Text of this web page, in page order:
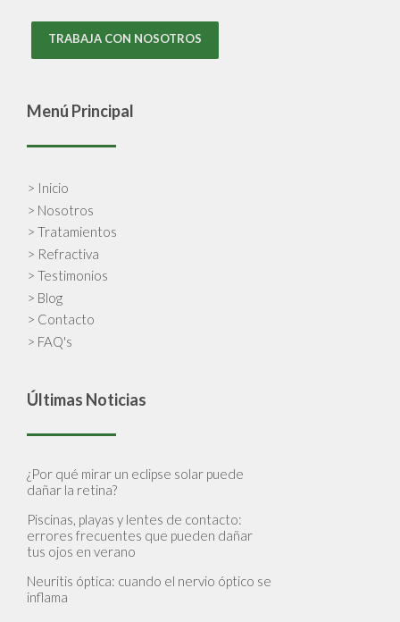
TRABAJA CON NOSOTROS
Menú Principal
> Inicio
> Nosotros
> Tratamientos
> Refractiva
> Testimonios
> Blog
> Contacto
> FAQ's
Últimas Noticias
¿Por qué mirar un eclipse solar puede
dañar la retina?
Piscinas, playas y lentes de contacto:
errores frecuentes que pueden dañar
tus ojos en verano
Neuritis óptica: cuando el nervio óptico se
inflama